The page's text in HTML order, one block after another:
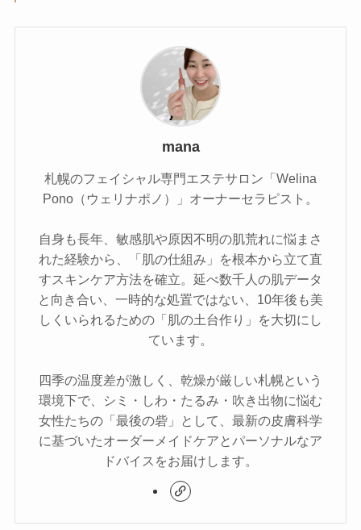
mana
札幌のフェイシャル専門エステサロン「Welina
Pono（ウェリナポノ）」オーナーセラピスト。
自身も長年、敏感肌や原因不明の肌荒れに悩まさ
れた経験から、「肌の仕組み」を根本から立て直
すスキンケア方法を確立。延べ数千人の肌データ
と向き合い、一時的な処置ではない、10年後も美
しくいられるための「肌の土台作り」を大切にし
ています。
四季の温度差が激しく、乾燥が厳しい札幌という
環境下で、シミ・しわ・たるみ・吹き出物に悩む
女性たちの「最後の砦」として、最新の皮膚科学
に基づいたオーダーメイドケアとパーソナルなア
ドバイスをお届けします。